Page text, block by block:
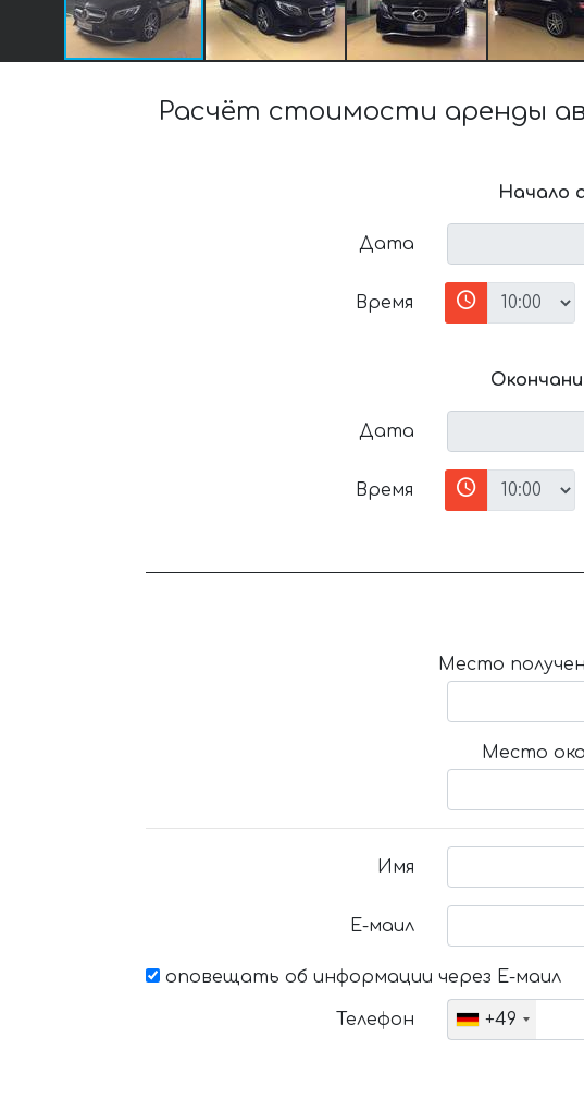
Расчёт стоимости аренды
Начало
Дата
Время
Дата
Время
Место
Место
Имя
Е-маил
оповещать об информации через Е-маил
Телефон +49